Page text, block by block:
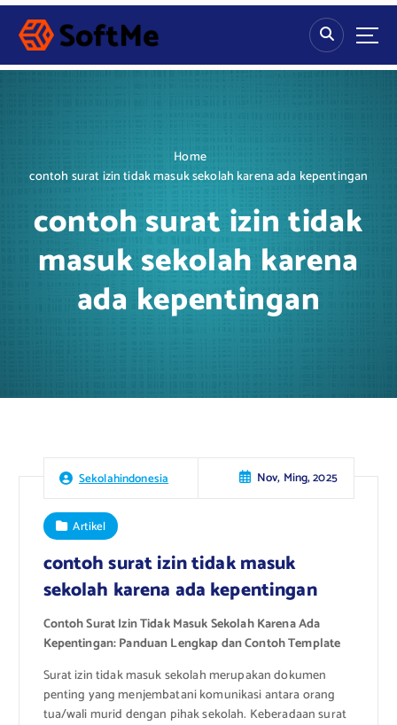
S
p
Home
contoh surat izin tidak masuk sekolah karena ada kepentingan
contoh surat izin tidak
masuk sekolah karena
ada kepentingan
Sekolahindonesia Nov, Ming, 2025
Artikel
contoh surat izin tidak masuk
sekolah karena ada kepentingan
Contoh Surat Izin Tidak Masuk Sekolah Karena Ada
Kepentingan: Panduan Lengkap dan Contoh Template
Surat izin tidak masuk sekolah merupakan dokumen
penting yang menjembatani komunikasi antara orang
tua/wali murid dengan pihak sekolah. Keberadaan surat